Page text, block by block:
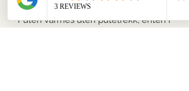
Puten varmes uten putetrekk, enten i